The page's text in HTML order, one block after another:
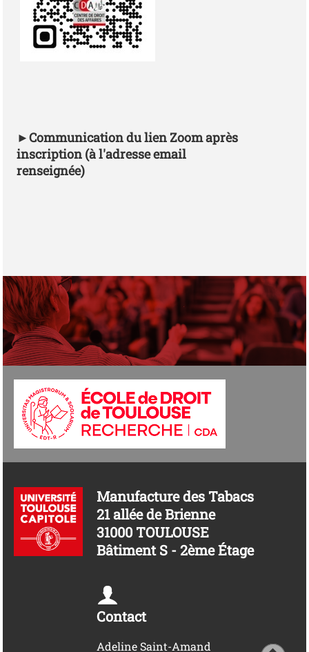
►Communication du lien Zoom après
inscription (à l'adresse email
renseignée)
Manufacture des Tabacs
21 allée de Brienne
31000 TOULOUSE
Bâtiment S - 2ème Étage
Contact
Adeline Saint-Amand